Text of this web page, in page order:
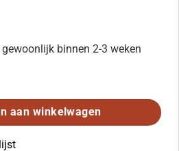
binnen 2-3 weken
Mezzo-Piano aantal
aan winkelwagen